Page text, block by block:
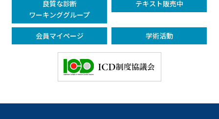
良質な診断
ワーキンググループ
テキスト販売中
会員マイページ 学術活動